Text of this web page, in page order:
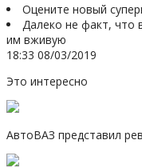
Оцените новый
Далеко не факт, что
им вживую
18:33 08/03/2019
Это интересно
АвтоВАЗ представил